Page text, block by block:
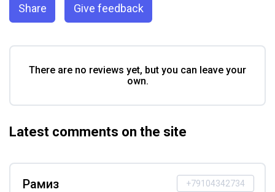
Share Give feedback
There are no reviews yet, but you can leave your
own.
Latest comments on the site
+79104342734
Рамиз